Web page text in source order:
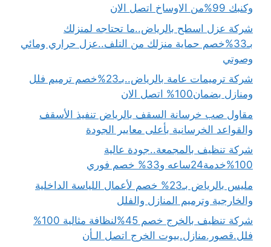
وكنبك 99%من الاوساخ اتصل الان
شركة عزل اسطح بالرياض..ما تحتاجه لمنزلك
بـ33%خصم حماية منزلك من التلف..عزل حراري ومائي
وصوتي
شركة ترميمات عامة بالرياض..بـ23%خصم ترميم فلل
ومنازل بضمان100% اتصل الان
مقاول صب خرسانة السقف بالرياض تنفيذ الأسقف
والقواعد الخرسانية بأعلى معايير الجودة
شركة تنظيف بالمجمعة..جودة عالية
100%خدمة24ساعه و33% خصم فوري
مليس بالرياض بـ23% خصم لأعمال اللياسة الداخلية
والخارجية وترميم المنازل والفلل
شركة تنظيف بالخرج خصم 45%لنظافة مثالية 100%
فلل.قصور.منازل.بيوت الخرج اتصل الـأن